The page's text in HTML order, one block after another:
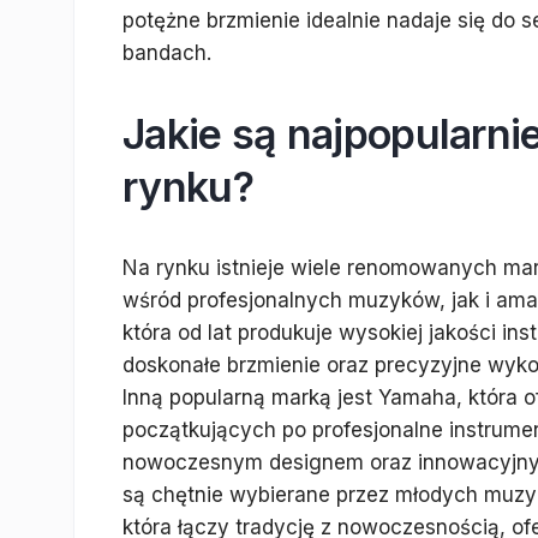
potężne brzmienie idealnie nadaje się do
bandach.
Jakie są
rynku?
Na rynku istnieje wiele renomowanych
wśród profesjonalnych muzyków, jak i
która od lat produkuje wysokiej jakości
doskonałe brzmienie oraz precyzyjne
Inną popularną marką jest Yamaha, która
początkujących po profesjonalne
nowoczesnym designem oraz
są chętnie wybierane przez młodych
która łączy tradycję z nowoczesnością,